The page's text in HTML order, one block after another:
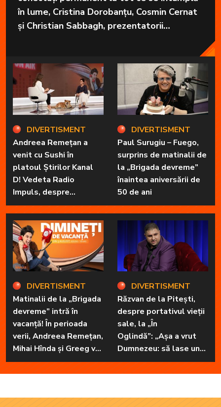
în lume, Cristina Dorobanțu, Cosmin Cernat
și Christian Sabbagh, prezentatorii
în fața telespectatorilor.
DIVERTISMENT
Andreea Remețan a
venit cu Sushi în
platoul Știrilor Kanal
D! Vedeta Radio
Impuls, despre
„Dimineți de vacanță” și
prietena sa
necuvântătoare
DIVERTISMENT
Matinalii de la „Brigada
devreme” intră în
vacanță! În perioada
verii, Andreea Remețan,
Mihai Hînda și Greeg vor
da, pe rând, trezirea cu
„Dimineți de vacanță”
DIVERTISMENT
Paul Surugiu – Fuego,
surprins de matinalii de
la „Brigada devreme”
înaintea aniversării de
50 de ani
DIVERTISMENT
Răzvan de la Pitești,
despre portativul vieții
sale, la „În
Oglindă”: „Așa a vrut
Dumnezeu: să lase unul
în familie cu har, harul
de a cânta, să poată să
lipsește”